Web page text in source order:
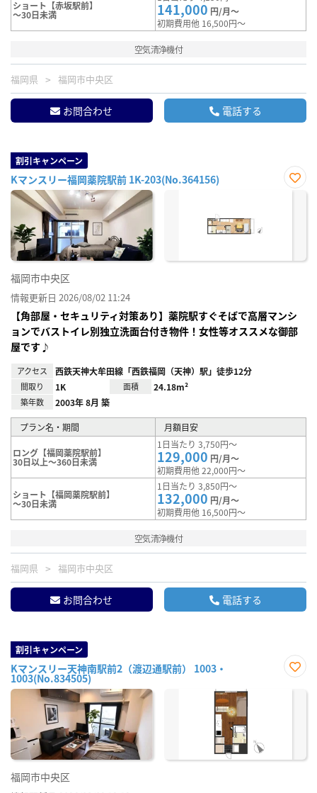
ショート【赤坂駅前】
～30日未満 141,000 円/月～
初期費用他 16,500円～
空気清浄機付
福岡県 福岡市中央区
お問合わせ 電話する
割引キャンペーン
Kマンスリー福岡薬院駅前 1K-203(No.364156)
お気
福岡市中央区
情報更新日 2026/08/02 11:24
【角部屋・セキュリティ対策あり】薬院駅すぐそばで高層マンシ
ョンでバストイレ別独立洗面台付き物件！女性等オススメな御部
屋です♪
アクセス 西鉄天神大牟田線「西鉄福岡（天神）駅」徒歩12分
間取り 1K 面積 24.18m²
築年数 2003年 8月 築
プラン名・期間 月額目安
ロング【福岡薬院駅前】
30日以上～360日未満
1日当たり 3,750円～
129,000 円/月～
初期費用他 22,000円～
ショート【福岡薬院駅前】
～30日未満
1日当たり 3,850円～
132,000 円/月～
初期費用他 16,500円～
空気清浄機付
福岡県 福岡市中央区
お問合わせ 電話する
割引キャンペーン
Kマンスリー天神南駅前2（渡辺通駅前） 1003・
1003(No.834505)
に入
福岡市中央区